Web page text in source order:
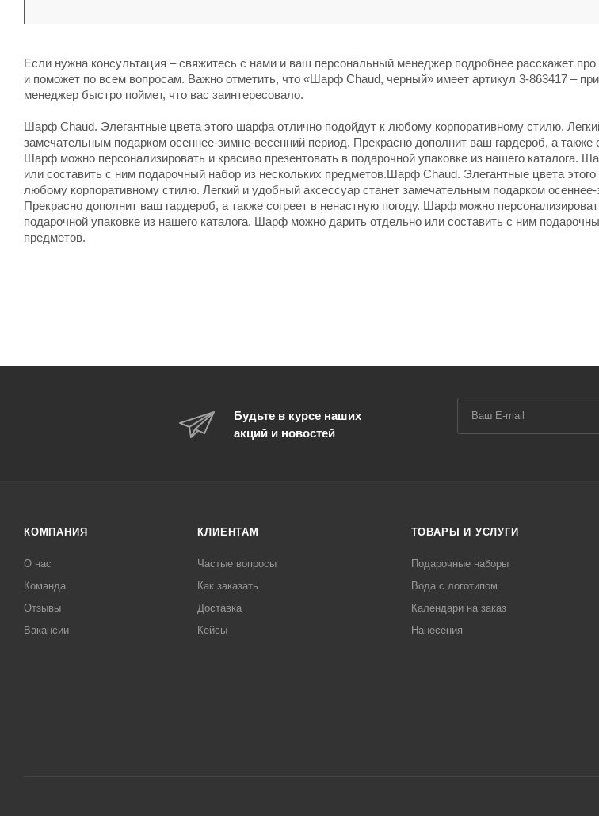
Если нужна консультация – свяжитесь с нами и ваш персональный менеджер подробнее расскажет
и поможет по всем вопросам. Важно отметить, что «Шарф Chaud, черный» имеет артикул 3-863417 – при
менеджер быстро поймет, что вас заинтересовало.
Шарф Chaud. Элегантные цвета этого шарфа отлично подойдут к любому корпоративному стилю.
замечательным подарком осеннее-зимне-весенний период. Прекрасно дополнит ваш гардероб, а также
Шарф можно персонализировать и красиво презентовать в подарочной упаковке из нашего каталога.
или составить с ним подарочный набор из нескольких предметов.Шарф Chaud. Элегантные цвета
любому корпоративному стилю. Легкий и удобный аксессуар станет замечательным подарком
Прекрасно дополнит ваш гардероб, а также согреет в ненастную погоду. Шарф можно
подарочной упаковке из нашего каталога. Шарф можно дарить отдельно или составить с ним
предметов.
Будьте в курсе наших
акций и новостей
КОМПАНИЯ
О нас
Команда
Отзывы
Вакансии
КЛИЕНТАМ
Частые вопросы
Как заказать
Доставка
Кейсы
ТОВАРЫ И УСЛУГИ
Подарочные наборы
Вода с логотипом
Календари на заказ
Нанесения